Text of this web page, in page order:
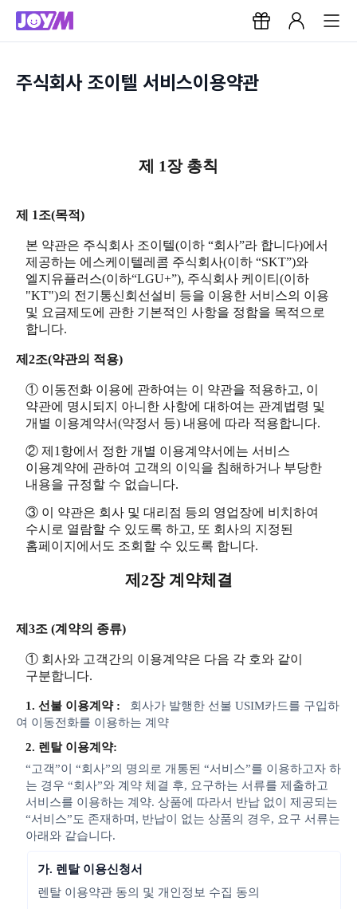
주식회사 조이텔 서비스이용약관
제 1장 총칙
제 1조(목적)
본 약관은 주식회사 조이텔(이하 “회사”라 합니다)에서
제공하는 에스케이텔레콤 주식회사(이하 “SKT”)와
엘지유플러스(이하“LGU+”), 주식회사 케이티(이하
"KT")의 전기통신회선설비 등을 이용한 서비스의 이용
및 요금제도에 관한 기본적인 사항을 정함을 목적으로
합니다.
제2조(약관의 적용)
① 이동전화 이용에 관하여는 이 약관을 적용하고, 이
약관에 명시되지 아니한 사항에 대하여는 관계법령 및
개별 이용계약서(약정서 등) 내용에 따라 적용합니다.
② 제1항에서 정한 개별 이용계약서에는 서비스
이용계약에 관하여 고객의 이익을 침해하거나 부당한
내용을 규정할 수 없습니다.
③ 이 약관은 회사 및 대리점 등의 영업장에 비치하여
수시로 열람할 수 있도록 하고, 또 회사의 지정된
홈페이지에서도 조회할 수 있도록 합니다.
제2장 계약체결
제3조 (계약의 종류)
① 회사와 고객간의 이용계약은 다음 각 호와 같이
구분합니다.
1. 선불 이용계약 :
회사가 발행한 선불 USIM카드를 구입하
여 이동전화를 이용하는 계약
2. 렌탈 이용계약:
“고객”이 “회사”의 명의로 개통된 “서비스”를 이용하고자 하
는 경우 “회사”와 계약 체결 후, 요구하는 서류를 제출하고
서비스를 이용하는 계약. 상품에 따라서 반납 없이 제공되는
“서비스”도 존재하며, 반납이 없는 상품의 경우, 요구 서류는
아래와 같습니다.
가. 렌탈 이용신청서
렌탈 이용약관 동의 및 개인정보 수집 동의